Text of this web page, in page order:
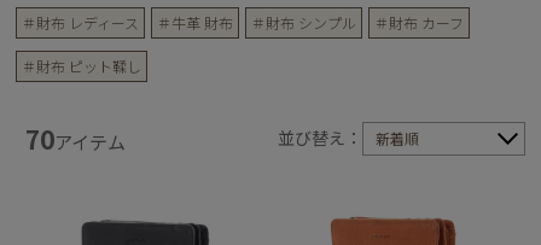
＃財布 レディース ＃牛革 財布 ＃財布 シンプル ＃財布 カーフ
＃財布 ピット鞣し
70アイテム 並び替え： 新着順